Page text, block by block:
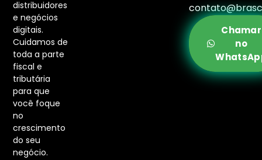
distribuidores
e negócios
digitais.
Cuidamos de
toda a parte
fiscal e
tributária
para que
você foque
no
crescimento
do seu
negócio.
Chamar
no